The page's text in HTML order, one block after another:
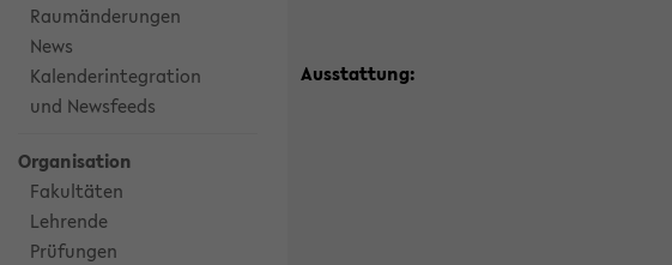
Raumänderungen
News
Kalenderintegration
und Newsfeeds
Organisation
Fakultäten
Lehrende
Prüfungen
Ausstattung: